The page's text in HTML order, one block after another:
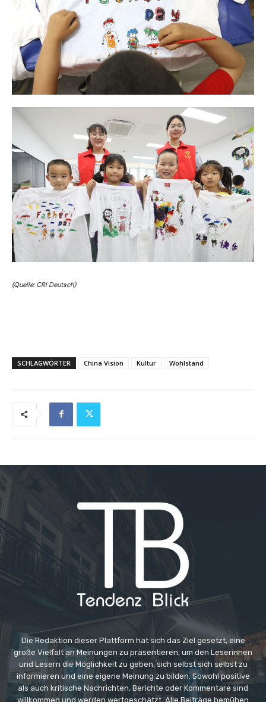
(Quelle: CRI Deutsch)
SCHLAGWÖRTER China Vision Kultur Wohlstand
Die Redaktion dieser Plattform hat sich das Ziel gesetzt, eine
große Vielfalt an Meinungen zu präsentieren, um den Leserinnen
und Lesern die Möglichkeit zu geben, sich selbst sich selbst zu
informieren und eine eigene Meinung zu bilden. Sowohl positive
als auch kritische Nachrichten, Berichte oder Kommentare sind
willkommen und werden wertgeschätzt. Alle Beiträge bemühen